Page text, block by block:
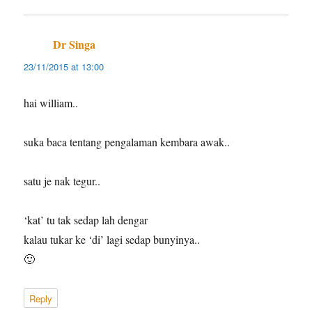
Dr Singa
23/11/2015 at 13:00
hai william..
suka baca tentang pengalaman kembara awak..
satu je nak tegur..
‘kat’ tu tak sedap lah dengar
kalau tukar ke ‘di’ lagi sedap bunyinya..
🙂
Reply